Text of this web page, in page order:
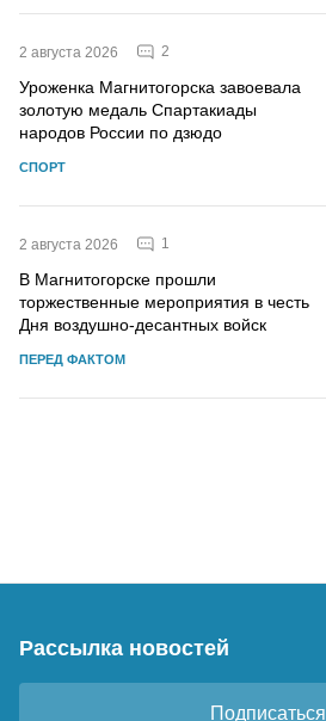
2 августа 2026 2
Уроженка Магнитогорска завоевала
золотую медаль Спартакиады
народов России по дзюдо
СПОРТ
2 августа 2026 1
В Магнитогорске прошли
торжественные мероприятия в честь
Дня воздушно-десантных войск
ПЕРЕД ФАКТОМ
Рассылка новостей
Подписаться